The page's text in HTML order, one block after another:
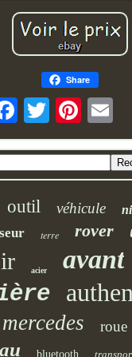
Share
outil véhicule
terre rover
acier avant
mercedes roue
bluetooth